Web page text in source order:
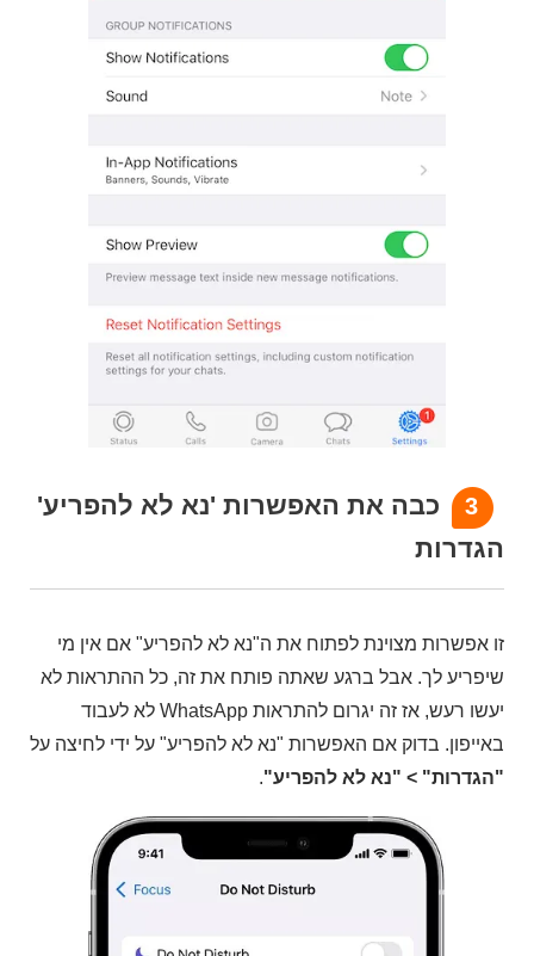
3
כבה את האפשרות 'נא לא להפריע'
הגדרות
זו אפשרות מצוינת לפתוח את ה"נא לא להפריע" אם אין מי
שיפריע לך. אבל ברגע שאתה פותח את זה, כל ההתראות לא
יעשו רעש, אז זה יגרום להתראות WhatsApp לא לעבוד
באייפון. בדוק אם האפשרות "נא לא להפריע" על ידי לחיצה על
"הגדרות" > "נא לא להפריע".